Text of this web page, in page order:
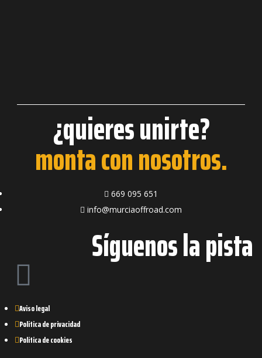
¿quieres unirte?
monta con nosotros.
669 095 651
info@murciaoffroad.com
Síguenos la pista
Aviso legal
Política de privacidad
Política de cookies